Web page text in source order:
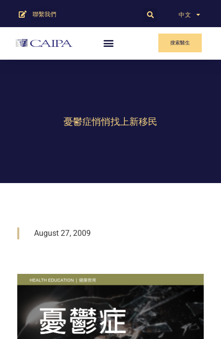
中文
English
聯繫我們
搜索醫生
憂鬱症悄悄找上新移民
August 27, 2009